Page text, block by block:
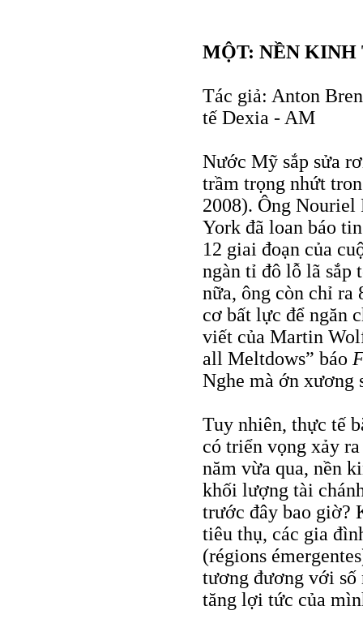
MỘT: NỀN KINH
Tác giả: Anton
tế Dexia - AM
Nước Mỹ sắp sửa
trầm trọng nhứt
2008). Ông
York đã loan báo
12 giai đoạn của
ngàn tỉ đô lỗ lã sắp
nữa, ông còn chỉ
cơ bất lực để ngăn
viết của Martin
all Meltdows” báo
Nghe mà ớn xương
Tuy nhiên, thực tế
có triển vọng xảy
năm vừa qua, nền
khối lượng tài
trước đây bao giờ?
tiêu thụ, các gia
(régions
tương đương với số
tăng lợi tức của